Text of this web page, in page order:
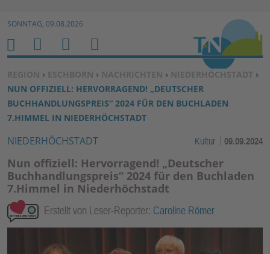
Zum Inhalt springen ↓
SONNTAG, 09.08.2026
SIE BEFINDEN SICH HIER:
REGION › ESCHBORN › NACHRICHTEN › NIEDERHÖCHSTADT ›
NUN OFFIZIELL: HERVORRAGEND! „DEUTSCHER
BUCHHANDLUNGSPREIS“ 2024 FÜR DEN BUCHLADEN
7.HIMMEL IN NIEDERHÖCHSTADT
NIEDERHÖCHSTADT Kultur 09.09.2024
Nun offiziell: Hervorragend! „Deutscher
Buchhandlungspreis“ 2024 für den Buchladen
7.Himmel in Niederhöchstadt
Erstellt von Leser-Reporter: Caroline Römer
H
O
M
E
M
E
N
U
S
U
C
H
E
N
B
E
N
U
T
Z
E
R
F
U
N
K